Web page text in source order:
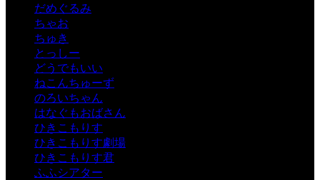
だめぐるみ
ちゃお
ちゅき
とっしー
どうでもいい
ねこんちゅーず
のろいちゃん
はなぐもおばさん
ひきこもりす
ひきこもりす劇場
ひきこもりす君
ふふシアター